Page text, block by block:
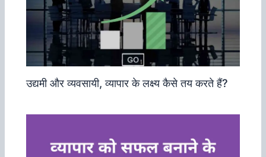
उद्यमी और व्‍यवसायी, व्‍यापार के लक्ष्‍य कैसे तय करते हैं?